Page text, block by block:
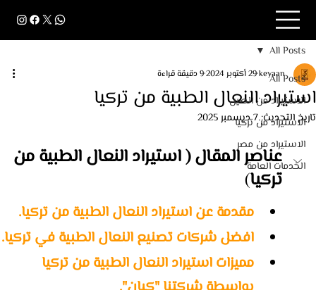
All Posts
الاستيراد من الصين
الاستيراد من تركيا
الاستيراد من مصر
الخدمات العامة
All Posts
استيراد النعال الطبية من تركيا
keyaan29 أكتوبر 2024 9 دقيقة قراءة
تاريخ التحديث:7 ديسمبر 2025
عناصر المقال ( استيراد النعال الطبية من
تركيا)
مقدمة عن استيراد النعال الطبية من تركيا.
افضل شركات تصنيع النعال الطبية في تركيا.
مميزات استيراد النعال الطبية من تركيا